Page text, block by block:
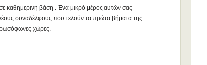
καθημερινή βάση . Ένα μικρό μέρος αυτών σας
συναδέλφους που τελούν τα πρώτα βήματα της
χώρες.